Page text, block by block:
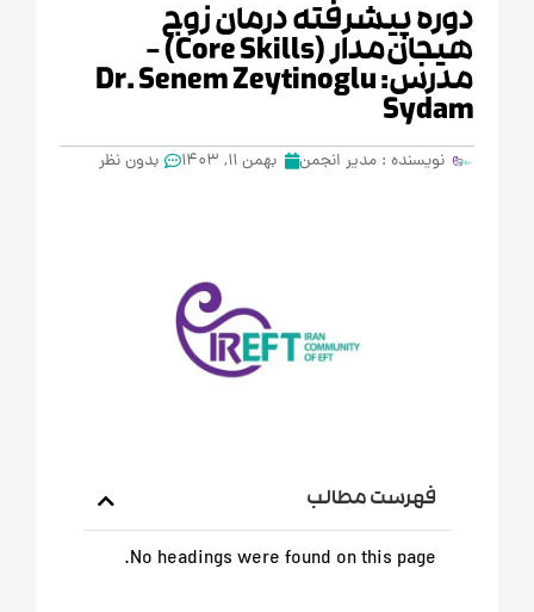
دوره پیشرفته درمان زوج
هیجان‌مدار (Core Skills) –
مدرس: Dr. Senem Zeytinoglu
Sydam
نویسنده :مدیر انجمن بهمن 11, 1403 بدون نظر
فهرست مطالب
No headings were found on this page.